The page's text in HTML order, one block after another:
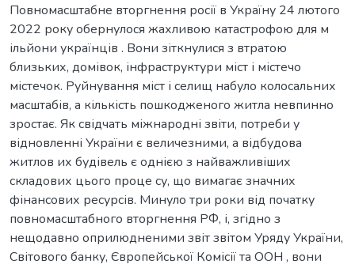
Повномасштабне вторгнення росії в Україну 24 лютого
2022 року обернулося жахливою катастрофою для м
ільйони українців . Вони зіткнулися з втратою
близьких, домівок, інфраструктури міст і містечо
містечок. Руйнування міст і селищ набуло колосальних
масштабів, а кількість пошкодженого житла невпинно
зростає. Як свідчать міжнародні звіти, потреби у
відновленні України є величезними, а відбудова
житлов их будівель є однією з найважливіших
складових цього проце су, що вимагає значних
фінансових ресурсів. Минуло три роки від початку
повномасштабного вторгнення РФ, і, згідно з
нещодавно оприлюдненими звіт звітом Уряду України,
Світового банку, Європейської Комісії та ООН , вони